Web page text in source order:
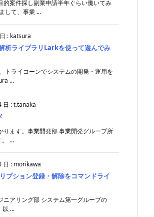
的案件探し副業申請半年ぐらい働いてみ
して、事業 ...
: katsura
析ライブラリLarkを使って遊んでみ
トライコーンでシステムの開発・運用を
...
日 :t.tanaka
ります。事業開発部 事業開発グループ所
...
日 : morikawa
プション登録・解除をコマンドライ
ニアリング部 システム第一グループの
以 ...